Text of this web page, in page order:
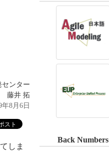
ンター
藤井 拓
年8月6日
しま
Back Numbers